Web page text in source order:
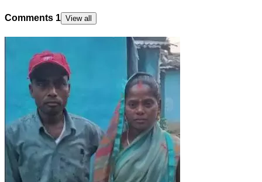
Comments 1 View all